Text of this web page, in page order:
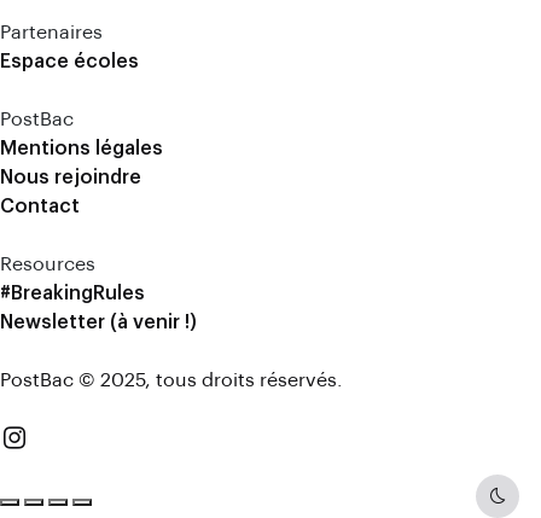
Dark
Partenaires
Espace écoles
PostBac
Mentions légales
Nous rejoindre
Contact
Resources
#BreakingRules
Newsletter (à venir !)
PostBac © 2025, tous droits réservés.